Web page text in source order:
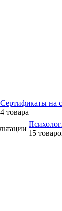
Сертификаты на
4 товара
15